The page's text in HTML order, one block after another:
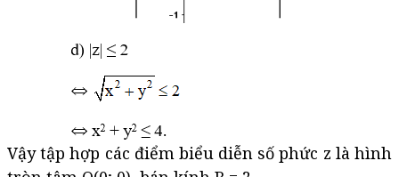
Vậy tập hợp các điểm biểu diễn số phức z là hình